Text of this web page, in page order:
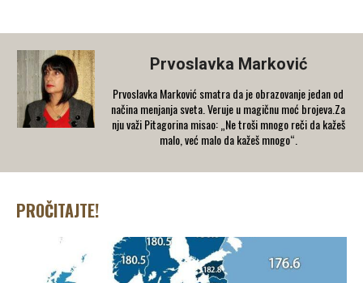
Prvoslavka Marković
Prvoslavka Marković smatra da je obrazovanje jedan od
načina menjanja sveta. Veruje u magičnu moć brojeva.Za
nju važi Pitagorina misao: „Ne troši mnogo reči da kažeš
malo, već malo da kažeš mnogo“.
PROČITAJTE!